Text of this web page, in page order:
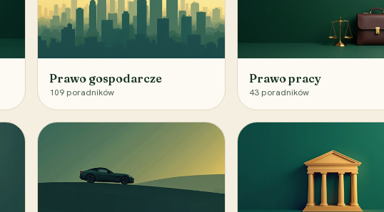
Prawo gospodarcze
109 poradników
Prawo pracy
43 poradników